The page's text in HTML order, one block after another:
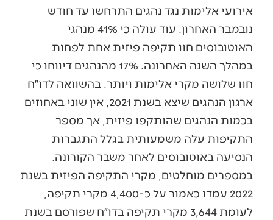
אירועי אלימות נגד נהגים התרחשו עד חודש
נובמבר האחרון. עוד עולה כי 41% מנהגי
האוטובוסים חוו תקיפה פיזית אחת לפחות
במהלך השנה האחרונה. 17% מהנהגים דיווחו כי
חוו שלושה מקרי אלימות ויותר. בהשוואה לדו״ח
ארגון הנהגים שיצא בשנת 2021, אין שוני באחוזים
בכמות הנהגים שהותקפו פיזית, אך מספר
התקיפות עלה משמעותית בגלל התגברות
הנסיעה באוטובוסים לאחר משבר הקורונה.
במספרים מוחלטים, מקרי התקיפה הפיזית בשנת
2022 עמדו כאמור על כ-4,400 מקרי תקיפה,
לעומת 3,644 מקרי תקיפה בדו״ח שפורסם בשנת